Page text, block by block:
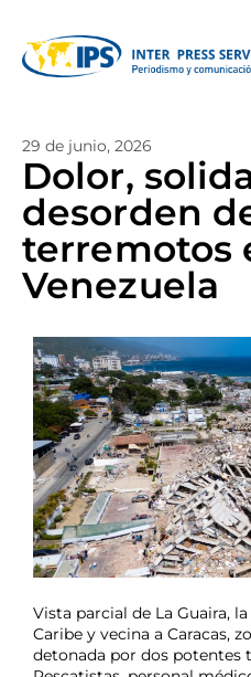
29 de junio, 2026
Dolor,
desorden
terremotos
Venezuela
Vista parcial de La Guaira,
Caribe y vecina a Caracas,
detonada por dos potentes